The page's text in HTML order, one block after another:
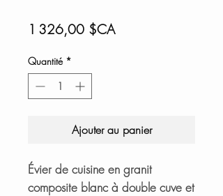
1 326,00 $CAPrix
Quantité *
Ajouter au panier
Évier de cuisine en granit
composite blanc à double cuve et